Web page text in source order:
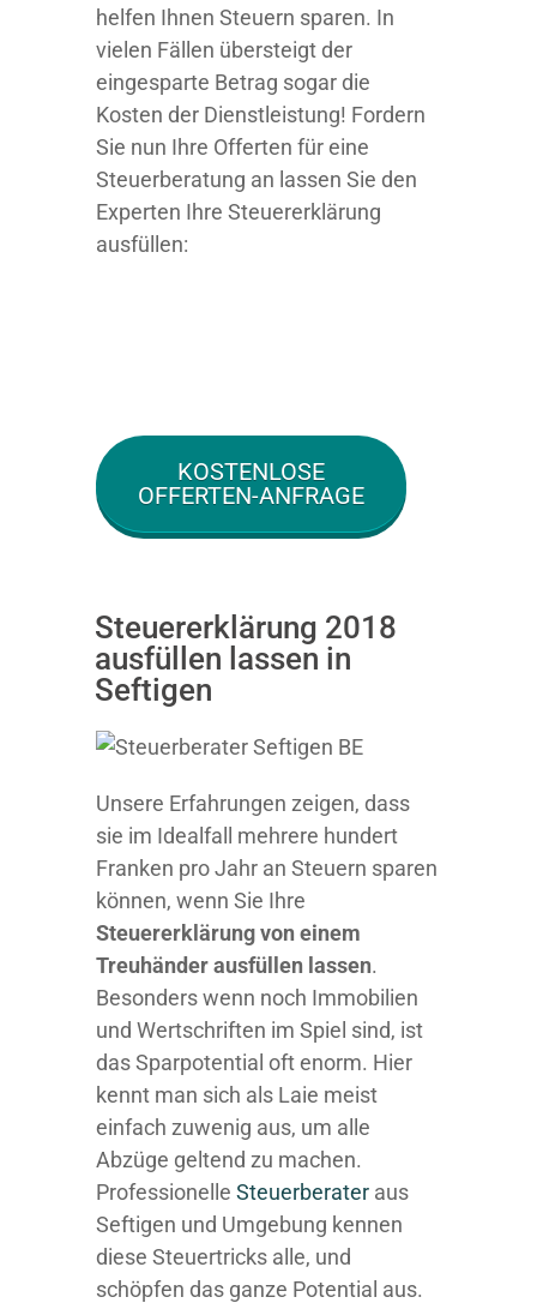
helfen Ihnen Steuern sparen. In
vielen Fällen übersteigt der
eingesparte Betrag sogar die
Kosten der Dienstleistung! Fordern
Sie nun Ihre Offerten für eine
Steuerberatung an lassen Sie den
Experten Ihre Steuererklärung
ausfüllen:
KOSTENLOSE
OFFERTEN-ANFRAGE
Steuererklärung 2018
ausfüllen lassen in
Seftigen
Unsere Erfahrungen zeigen, dass
sie im Idealfall mehrere hundert
Franken pro Jahr an Steuern sparen
können, wenn Sie Ihre
Steuererklärung von einem
Treuhänder ausfüllen lassen.
Besonders wenn noch Immobilien
und Wertschriften im Spiel sind, ist
das Sparpotential oft enorm. Hier
kennt man sich als Laie meist
einfach zuwenig aus, um alle
Abzüge geltend zu machen.
Professionelle Steuerberater aus
Seftigen und Umgebung kennen
diese Steuertricks alle, und
schöpfen das ganze Potential aus.